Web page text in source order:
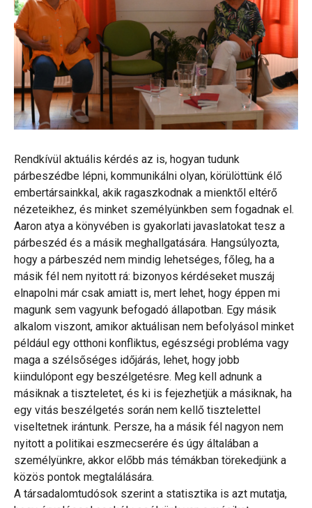
Rendkívül aktuális kérdés az is, hogyan tudunk
párbeszédbe lépni, kommunikálni olyan, körülöttünk élő
embertársainkkal, akik ragaszkodnak a mienktől eltérő
nézeteikhez, és minket személyünkben sem fogadnak el.
Aaron atya a könyvében is gyakorlati javaslatokat tesz a
párbeszéd és a másik meghallgatására. Hangsúlyozta,
hogy a párbeszéd nem mindig lehetséges, főleg, ha a
másik fél nem nyitott rá: bizonyos kérdéseket muszáj
elnapolni már csak amiatt is, mert lehet, hogy éppen mi
magunk sem vagyunk befogadó állapotban. Egy másik
alkalom viszont, amikor aktuálisan nem befolyásol minket
például egy otthoni konfliktus, egészségi probléma vagy
maga a szélsőséges időjárás, lehet, hogy jobb
kiindulópont egy beszélgetésre. Meg kell adnunk a
másiknak a tiszteletet, és ki is fejezhetjük a másiknak, ha
egy vitás beszélgetés során nem kellő tisztelettel
viseltetnek irántunk. Persze, ha a másik fél nagyon nem
nyitott a politikai eszmecserére és úgy általában a
személyünkre, akkor előbb más témákban törekedjünk a
közös pontok megtalálására.
A társadalomtudósok szerint a statisztika is azt mutatja,